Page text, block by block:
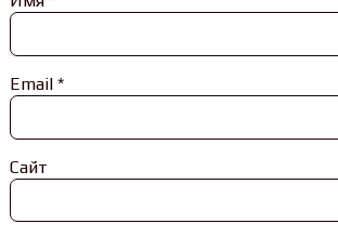
Email *
Сайт